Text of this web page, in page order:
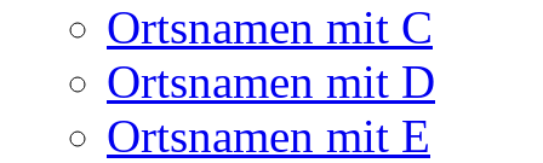
Ortsnamen mit C
Ortsnamen mit D
Ortsnamen mit E